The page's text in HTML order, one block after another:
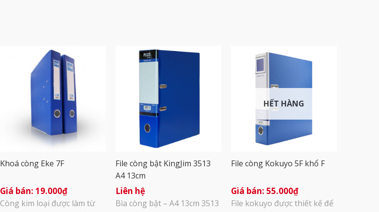
Khoá còng Eke 7F
19.000₫
Còng kim loại được làm từ
File còng bật KingJim 3513
A4 13cm
Liên hệ
Bìa còng bật – A4 13cm 3513
HẾT HÀNG
File còng Kokuyo 5F khổ F
55.000₫
File kokuyo được thiết kế để